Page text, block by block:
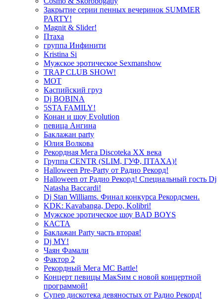
Закрытие серии пенных вечеринок SUMMER
PARTY!
Magnit & Slider!
Птаха
группа Инфинити
Kristina Si
Мужское эротическое Sexmanshow
TRAP CLUB SHOW!
МОТ
Каспийский груз
Dj BOBINA
5STA FAMILY!
Конан и шоу Evolution
певица Ангина
Баклажан party
Юлия Волкова
Рекордная Мега Discoteka XX века
Группа CENTR (SLIM, ГУФ, ПТАХА)!
Halloween Pre-Party от Радио Рекорд!
Halloween от Радио Рекорд! Специальный гость Dj
Natasha Baccardi!
Dj Stan Williams. Финал конкурса Рекордсмен.
KDK: Kavabanga, Depo, Kolibri!
Мужское эротическое шоу BAD BOYS
КАСТА
Баклажан Party часть вторая!
Dj MY!
Чаян Фамали
Фактор 2
Рекордный Мега МС Battle!
Концерт певицы МакSим с новой концертной
программой!
Супер дискотека девяностых от Радио Рекорд!